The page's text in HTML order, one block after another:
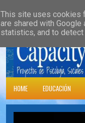
HOME DOWNLOADS »
HOME EDUCACIÓN
This site uses cookies
are shared with
statistics, and to